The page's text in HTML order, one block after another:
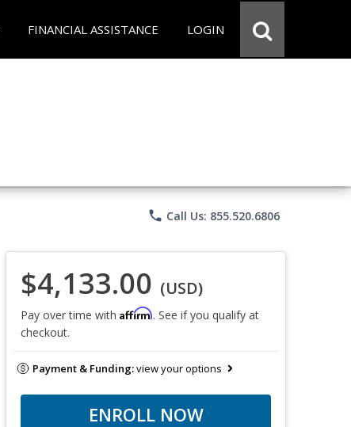
FINANCIAL ASSISTANCE LOGIN
phone Call Us: 855.520.6806
$4,133.00 (USD)
Pay over time with Affirm. See if you qualify at
checkout.
Payment & Funding:view your options
ENROLL NOW